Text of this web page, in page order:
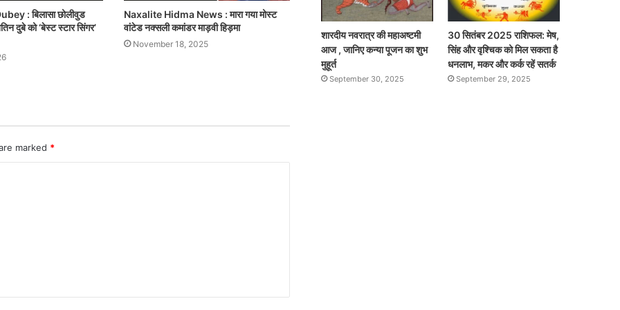
: बिलासा छोलीवुड
दुबे को ‘बेस्ट स्टार सिंगर’
Naxalite Hidma News : मारा गया मोस्ट
वांटेड नक्सली कमांडर माड़वी हिड़मा
November 18, 2025
marked *
शारदीय नवरात्र की महाअष्टमी
आज , जानिए कन्या पूजन का शुभ
मुहूर्त
September 30, 2025
30 सितंबर 2025 राशिफल: मेष,
सिंह और वृश्चिक को मिल सकता है
धनलाभ, मकर और कर्क रहें सतर्क
September 29, 2025